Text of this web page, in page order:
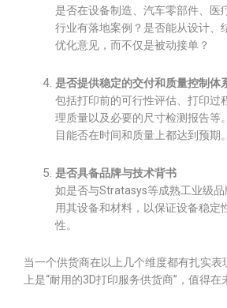
是否在设备制造、汽车零部件、医
行业有落地案例？是否能从设计、
优化意见，而不仅是被动接单？
是否提供稳定的交付和质量控制体
包括打印前的可行性评估、打印过
理质量以及必要的尺寸检测报告等
目能否在时间和质量上都达到预期。
是否具备品牌与技术背书
如是否与Stratasys等成熟工业级
用其设备和材料，以保证设备稳定
性。
当一个供货商在以上几个维度都有扎实表
上是“耐用的3D打印服务供货商”，值得在